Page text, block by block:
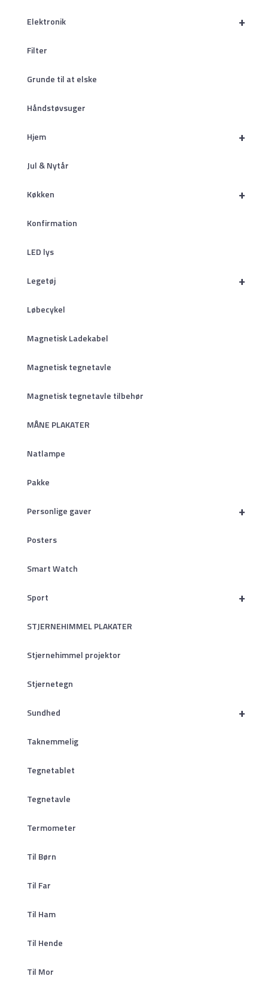
+
Elektronik
Filter
Grunde til at elske
Håndstøvsuger
+
Hjem
Jul & Nytår
+
Køkken
Konfirmation
LED lys
+
Legetøj
Løbecykel
Magnetisk Ladekabel
Magnetisk tegnetavle
Magnetisk tegnetavle tilbehør
MÅNE PLAKATER
Natlampe
Pakke
+
Personlige gaver
Posters
Smart Watch
+
Sport
STJERNEHIMMEL PLAKATER
Stjernehimmel projektor
Stjernetegn
+
Sundhed
Taknemmelig
Tegnetablet
Tegnetavle
Termometer
Til Børn
Til Far
Til Ham
Til Hende
Til Mor